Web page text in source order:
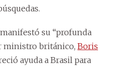
su “profunda
ministro británico, Boris
ayuda a Brasil para